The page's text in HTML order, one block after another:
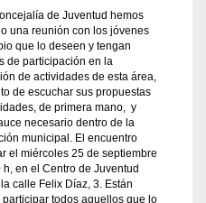
de Juventud hemos
una reunión con los jóvenes
que lo deseen y tengan
de participación en la
de actividades de esta área,
de escuchar sus propuestas
de primera mano, y
necesario dentro de la
municipal. El encuentro
el miércoles 25 de septiembre
h, en el Centro de Juventud
calle Felix Díaz, 3. Están
participar todos aquellos que lo